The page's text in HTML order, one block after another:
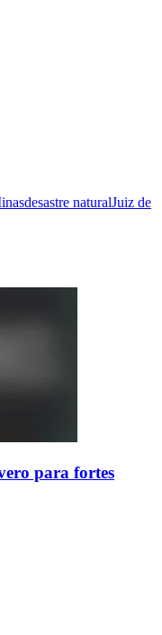
desastre naturalJuiz de
para fortes